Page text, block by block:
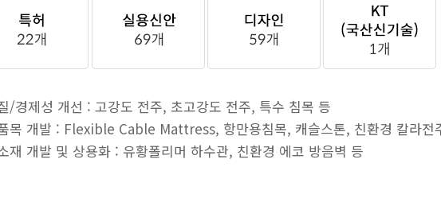
/경제성 개선 : 고강도 전주, 초고강도 전주, 특수 침목 등
목 개발 : Flexible Cable Mattress, 항만용침목, 캐슬스톤, 친환경 칼라전
재 개발 및 상용화 : 유황폴리머 하수관, 친환경 에코 방음벽 등